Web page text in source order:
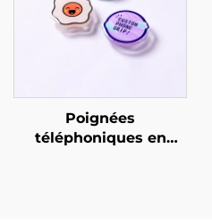
Poignées
téléphoniques en